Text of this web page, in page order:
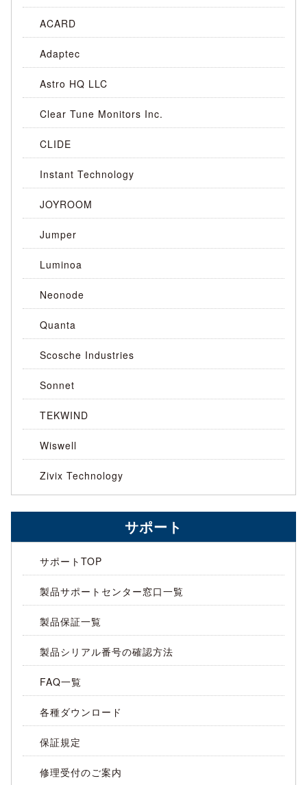
ACARD
Adaptec
Astro HQ LLC
Clear Tune Monitors Inc.
CLIDE
Instant Technology
JOYROOM
Jumper
Luminoa
Neonode
Quanta
Scosche Industries
Sonnet
TEKWIND
Wiswell
Zivix Technology
サポート
サポートTOP
製品サポートセンター窓口一覧
製品保証一覧
製品シリアル番号の確認方法
FAQ一覧
各種ダウンロード
保証規定
修理受付のご案内